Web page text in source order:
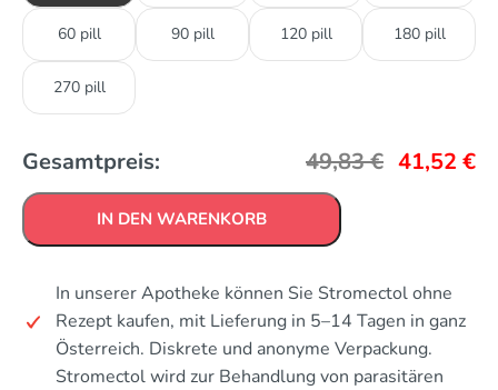
60 pill 90 pill 120 pill 180 pill
270 pill
Gesamtpreis: 49,83€ 41,52 €
IN DEN WARENKORB
In unserer Apotheke können Sie Stromectol ohne
Rezept kaufen, mit Lieferung in 5–14 Tagen in ganz
Österreich. Diskrete und anonyme Verpackung.
Stromectol wird zur Behandlung von parasitären